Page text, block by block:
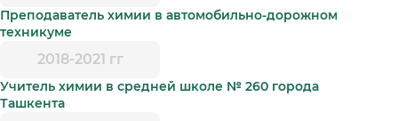
Преподаватель химии в автомобильно-дорожном
техникуме
2018-2021 гг
Учитель химии в средней школе № 260 города
Ташкента